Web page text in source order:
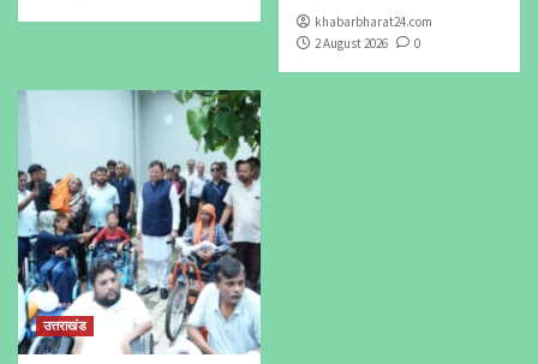
khabarbharat24.com
2 August 2026
0
उत्तराखंड